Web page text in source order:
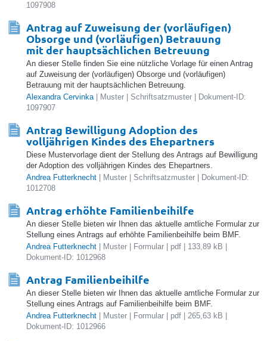
1097908
Antrag auf Zuweisung der (vorläufigen)
Obsorge und (vorläufigen) Betrauung
mit der hauptsächlichen Betreuung
An dieser Stelle finden Sie eine nützliche Vorlage für einen Antrag
auf Zuweisung der (vorläufigen) Obsorge und (vorläufigen)
Betrauung mit der hauptsächlichen Betreuung.
Alexandra Cervinka| Muster | Schriftsatzmuster | Dokument-ID:
1097907
Antrag Bewilligung Adoption des
volljährigen Kindes des Ehepartners
Diese Mustervorlage dient der Stellung des Antrags auf Bewilligung
der Adoption des volljährigen Kindes des Ehepartners.
Andrea Futterknecht | Muster | Schriftsatzmuster | Dokument-ID:
1012708
Antrag erhöhte Familienbeihilfe
An dieser Stelle bieten wir Ihnen das aktuelle amtliche Formular zur
Stellung eines Antrags auf erhöhte Familienbeihilfe beim BMF.
Andrea Futterknecht | Muster | Formular | pdf | 133,89 kB |
Dokument-ID: 1012968
Antrag Familienbeihilfe
An dieser Stelle bieten wir Ihnen das aktuelle amtliche Formular zur
Stellung eines Antrags auf Familienbeihilfe beim BMF.
Andrea Futterknecht | Muster | Formular | pdf | 265,63 kB |
Dokument-ID: 1012966